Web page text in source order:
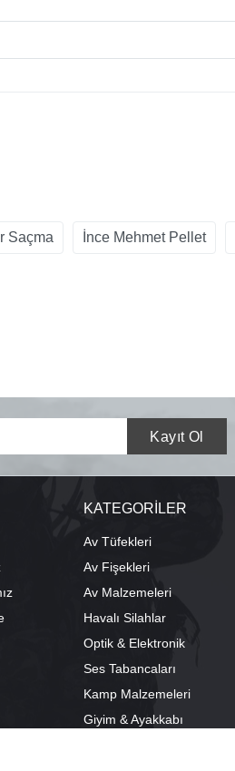
Saçma İnce Mehmet Pellet
KATEGORİLER
Av Tüfekleri
Av Fişekleri
Av Malzemeleri
Havalı Silahlar
Optik & Elektronik
Ses Tabancaları
Kamp Malzemeleri
Giyim & Ayakkabı